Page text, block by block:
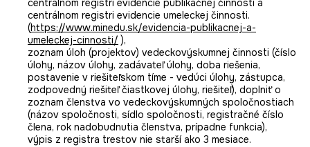
centrálnom registri evidencie publikačnej činnosti a
centrálnom registri evidencie umeleckej činnosti.
(https://www.minedu.sk/evidencia-publikacnej-a-
umeleckej-cinnosti/ ),
zoznam úloh (projektov) vedeckovýskumnej činnosti (číslo
úlohy, názov úlohy, zadávateľ úlohy, doba riešenia,
postavenie v riešiteľskom tíme - vedúci úlohy, zástupca,
zodpovedný riešiteľ čiastkovej úlohy, riešiteľ), doplniť o
zoznam členstva vo vedeckovýskumných spoločnostiach
(názov spoločnosti, sídlo spoločnosti, registračné číslo
člena, rok nadobudnutia členstva, prípadne funkcia),
výpis z registra trestov nie starší ako 3 mesiace.